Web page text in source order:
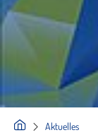
Aktuelles